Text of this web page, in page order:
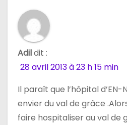
Adildit :
28 avril 2013 à 23 h 15 min
Il paraît que l’hôpital d’EN-
envier du val de grâce
faire hospitaliser au val de